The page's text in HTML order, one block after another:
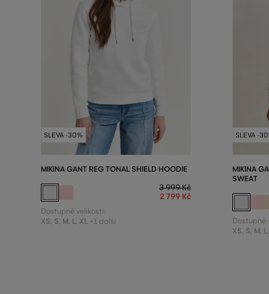
SLEVA -30%
MIKINA GANT REG TONAL SHIELD HOODIE
3 999 Kč
2 799 Kč
Dostupné velikosti:
XS, S, M, L, XL +1 další
SLEVA -
MIKINA
SWEAT
Dostupné
XS, S, M, L,